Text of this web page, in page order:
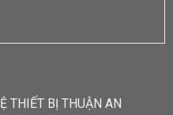
THIẾT BỊ THUẬN AN